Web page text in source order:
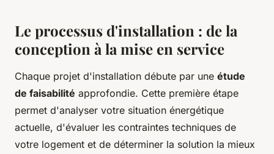
Le processus d'installation : de la
conception à la mise en service
Chaque projet d'installation débute par une étude
de faisabilité approfondie. Cette première étape
permet d'analyser votre situation énergétique
actuelle, d'évaluer les contraintes techniques de
votre logement et de déterminer la solution la mieux